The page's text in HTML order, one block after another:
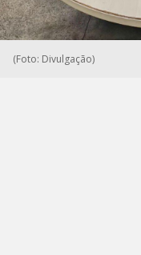
(Foto: Divulgação)